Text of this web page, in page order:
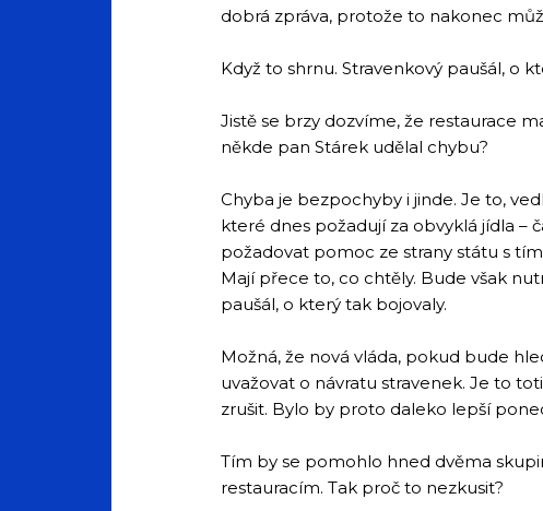
dobrá zpráva, protože to nakonec
Když to shrnu. Stravenkový paušál, o
Jistě se brzy dozvíme, že restaurace
někde pan Stárek udělal chybu?
Chyba je bezpochyby i jinde. Je to,
které dnes požadují za obvyklá jídla –
požadovat pomoc ze strany státu s
Mají přece to, co chtěly. Bude však
paušál, o který tak bojovaly.
Možná, že nová vláda, pokud bude
uvažovat o návratu stravenek. Je to
zrušit. Bylo by proto daleko lepší
Tím by se pomohlo hned dvěma
restauracím. Tak proč to nezkusit?